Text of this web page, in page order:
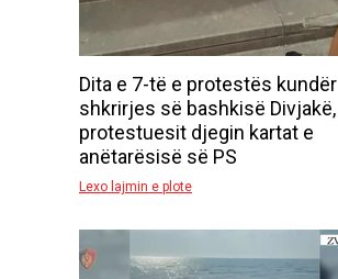
Dita e 7-të e protestës kundër
shkrirjes së bashkisë Divjakë,
protestuesit djegin kartat e
anëtarësisë së PS
Lexo lajmin e plote